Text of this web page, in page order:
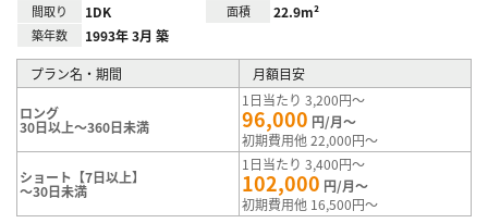
間取り 1DK 面積 22.9m²
築年数 1993年 3月 築
プラン名・期間 月額目安
ロング
30日以上～360日未満
1日当たり 3,200円～
96,000 円/月～
初期費用他 22,000円～
ショート【7日以上】
～30日未満
1日当たり 3,400円～
102,000 円/月～
初期費用他 16,500円～